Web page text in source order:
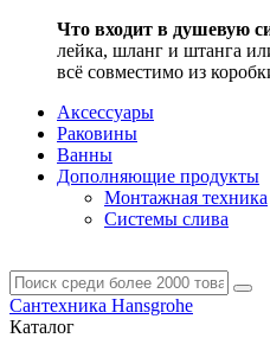
Что входит в душевую
лейка, шланг и штанга
всё совместимо из
Аксессуары
Раковины
Ванны
Дополняющие продукты
Монтажная техника
Системы слива
Сантехника Hansgrohe
Каталог